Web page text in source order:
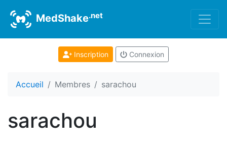
MedShake.net
Inscription Connexion
Accueil Membres sarachou
sarachou